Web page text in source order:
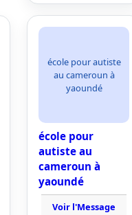
école pour autiste
au cameroun à
yaoundé
école pour
autiste au
cameroun à
yaoundé
Voir l'Message